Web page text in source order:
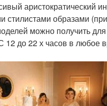
аристократический
стилистами образами
можно получить
до 22 х часов в любое